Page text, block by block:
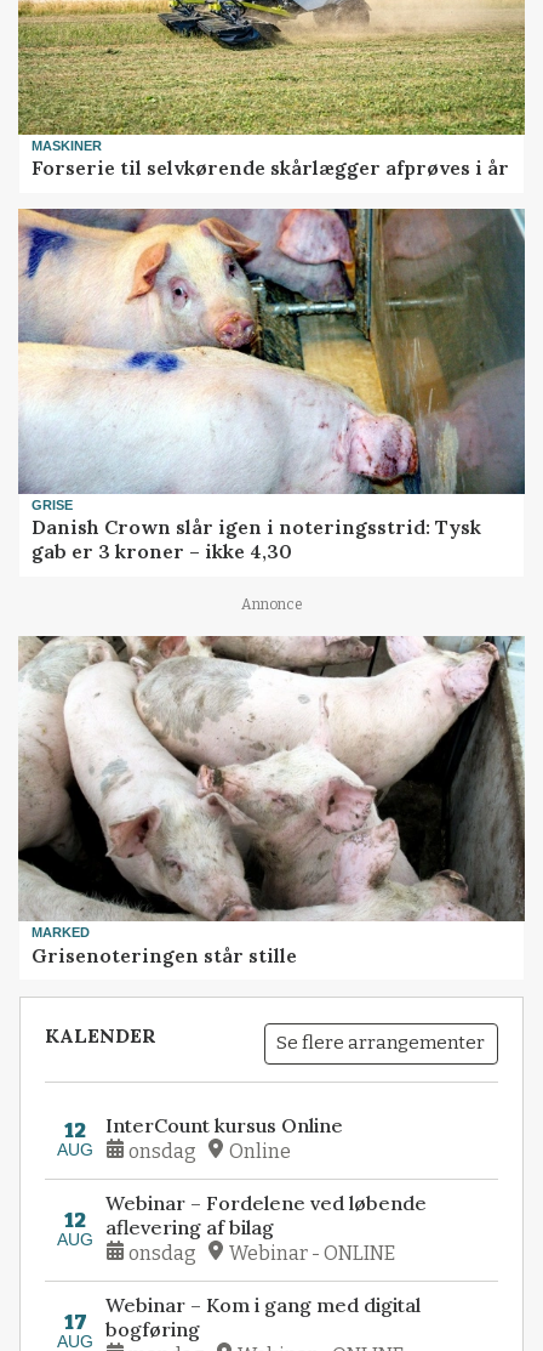
MASKINER
Forserie til selvkørende skårlægger afprøves i år
GRISE
Danish Crown slår igen i noteringsstrid: Tysk
gab er 3 kroner – ikke 4,30
Annonce
MARKED
Grisenoteringen står stille
KALENDER Se flere arrangementer
12
AUG
InterCount kursus Online
onsdag Online
12
AUG
Webinar – Fordelene ved løbende
aflevering af bilag
onsdag Webinar - ONLINE
17
AUG
Webinar – Kom i gang med digital
bogføring